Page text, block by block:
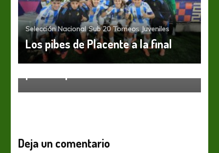
Selección Nacional Sub 20 Torneos Juveniles
Los pibes de Placente a la final
Sub 17 Torneos Juveniles
El Sudamericano Sub 17 inició a
Deja un comentario